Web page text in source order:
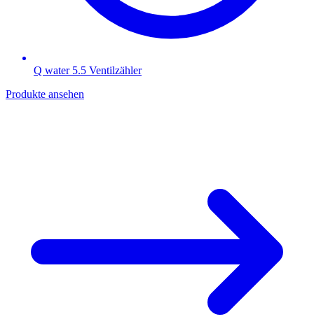
Q water 5.5 Ventilzähler
Produkte ansehen